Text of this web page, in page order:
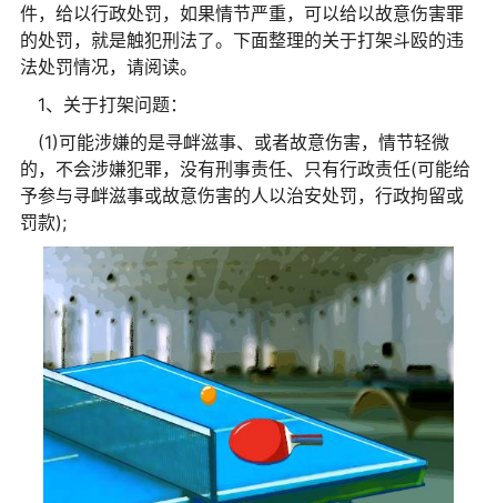
件，给以行政处罚，如果情节严重，可以给以故意伤害罪
的处罚，就是触犯刑法了。下面整理的关于打架斗殴的违
法处罚情况，请阅读。
1、关于打架问题：
(1)可能涉嫌的是寻衅滋事、或者故意伤害，情节轻微
的，不会涉嫌犯罪，没有刑事责任、只有行政责任(可能给
予参与寻衅滋事或故意伤害的人以治安处罚，行政拘留或
罚款);